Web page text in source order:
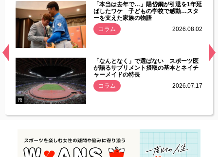
常
「本当は去年で…」陽岱鋼が引退を1年延
ばしたワケ 子どもの学校で感動…スタ
ーを支えた家族の物語
コラム
2026.08.02
PR
「なんとなく」で選ばない スポーツ医
が語るサプリメント摂取の基本とネイチ
ャーメイドの特長
コラム
2026.07.17